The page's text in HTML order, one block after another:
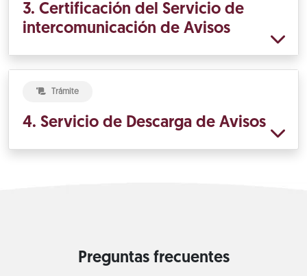
3. Certificación del Servicio de
intercomunicación de Avisos
Trámite
4. Servicio de Descarga de Avisos
Preguntas frecuentes